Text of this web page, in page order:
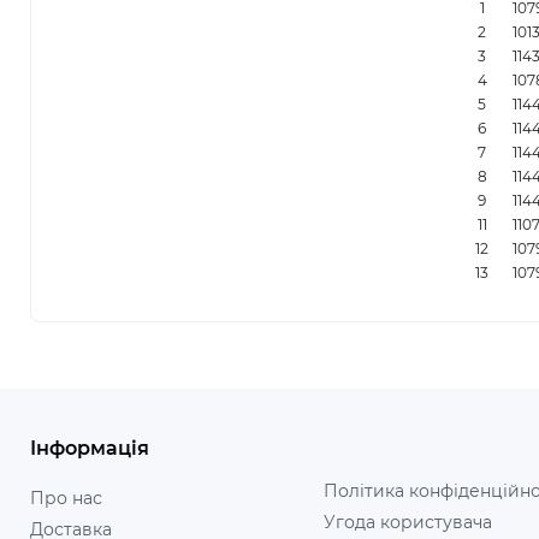
1
2
3
4
5
6
7
8
9
11
12
13
Інформація
Про нас
Доставка
Політика
Угода користувача